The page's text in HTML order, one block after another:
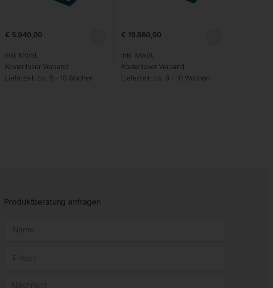
€ 5.940,00
inkl. MwSt.
Kostenloser Versand
Lieferzeit: ca. 8 – 10 Wochen
€ 19.860,00
inkl. MwSt.
Kostenloser Versand
Lieferzeit: ca. 8 – 10 Wochen
Produktberatung anfragen